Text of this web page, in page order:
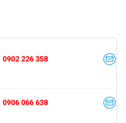
0902 226 358
0906 066 638